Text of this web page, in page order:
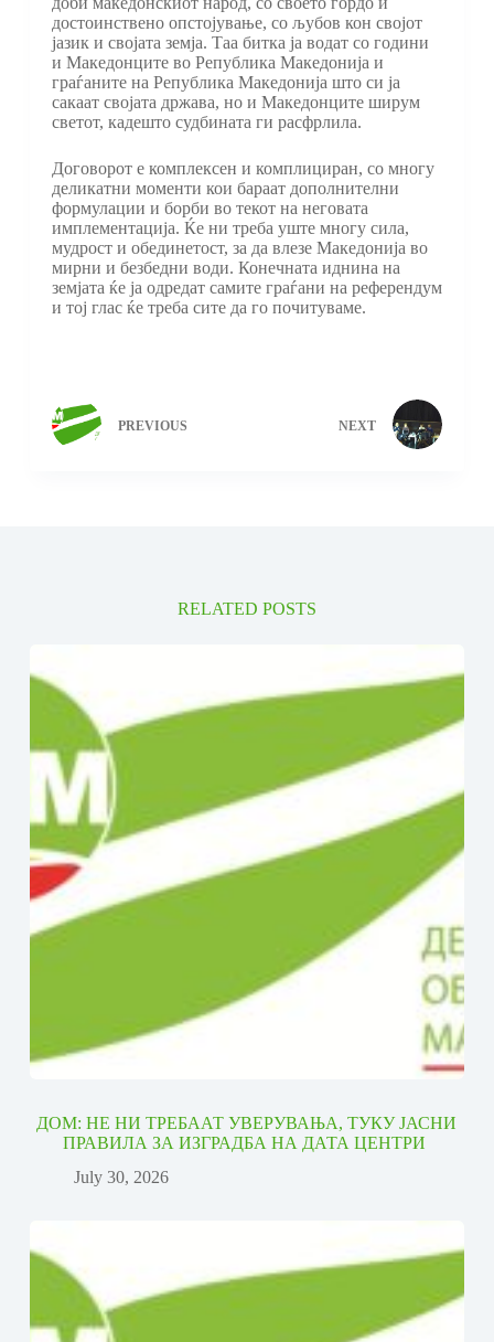
достоинствено опстојување, со љубов кон својот
јазик и својата земја. Таа битка ја водат со години
и Македонците во Република Македонија и
граѓаните на Република Македонија што си ја
сакаат својата држава, но и Македонците ширум
светот, кадешто судбината ги расфрлила.
Договорот е комплексен и комплициран, со многу
деликатни моменти кои бараат дополнителни
формулации и борби во текот на неговата
имплементација. Ќе ни треба уште многу сила,
мудрост и обединетост, за да влезе Македонија во
мирни и безбедни води. Конечната иднина на
земјата ќе ја одредат самите граѓани на референдум
и тој глас ќе треба сите да го почитуваме.
PREVIOUS NEXT
RELATED POSTS
ДОМ: НЕ НИ ТРЕБААТ УВЕРУВАЊА, ТУКУ ЈАСНИ
ПРАВИЛА ЗА ИЗГРАДБА НА ДАТА ЦЕНТРИ
July 30, 2026